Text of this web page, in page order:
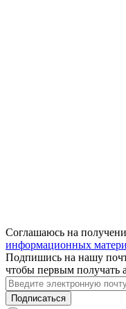
Соглашаюсь на
информационных
Подпишись на нашу
чтобы первым получать
Подписаться